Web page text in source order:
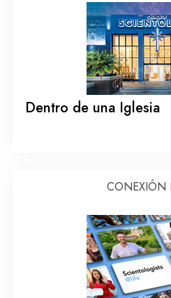
Dentro de una Iglesia
CONEXIÓN